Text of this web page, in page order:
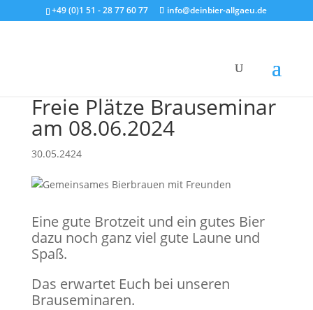
+49 (0)1 51 - 28 77 60 77 info@deinbier-allgaeu.de
Freie Plätze Brauseminar
am 08.06.2024
30.05.2424
Eine gute Brotzeit und ein gutes Bier
dazu noch ganz viel gute Laune und
Spaß.
Das erwartet Euch bei unseren
Brauseminaren.